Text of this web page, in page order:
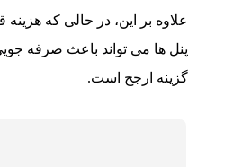
علاوه بر این، در حالی که
پنل ها می تواند باعث صرفه
گزینه ارجح است.